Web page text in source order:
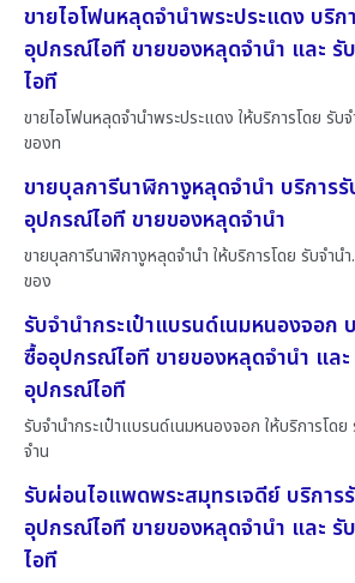
ขายไอโฟนหลุดจำนำพระประแดง บริก
อุปกรณ์ไอที ขายของหลุดจำนำ และ
ไอที
ขายไอโฟนหลุดจำนำพระประแดง ให้บริการโดย รับ
ของท
ขายบุลการีนาฬิกางูหลุดจำนำ บริการ
อุปกรณ์ไอที ขายของหลุดจำนำ
ขายบุลการีนาฬิกางูหลุดจำนำ ให้บริการโดย รับจํานํ
ของ
รับจำนำกระเป๋าแบรนด์เนมหนองจอก
ซื้ออุปกรณ์ไอที ขายของหลุดจำนำ แล
อุปกรณ์ไอที
รับจำนำกระเป๋าแบรนด์เนมหนองจอก ให้บริการโด
จำน
รับผ่อนไอแพดพระสมุทรเจดีย์ บริการ
อุปกรณ์ไอที ขายของหลุดจำนำ และ
ไอที